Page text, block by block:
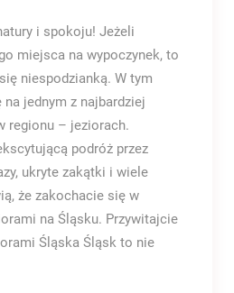
i spokoju! Jeżeli
miejsca na wypoczynek, to
niespodzianką. W tym
jednym z najbardziej
regionu – jeziorach.
podróż przez
ukryte zakątki i wiele
że zakochacie się w
na Śląsku. Przywitajcie
Śląska Śląsk to nie